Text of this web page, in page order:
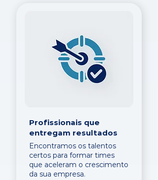
Profissionais que
entregam resultados
Encontramos os talentos
certos para formar times
que aceleram o crescimento
da sua empresa.